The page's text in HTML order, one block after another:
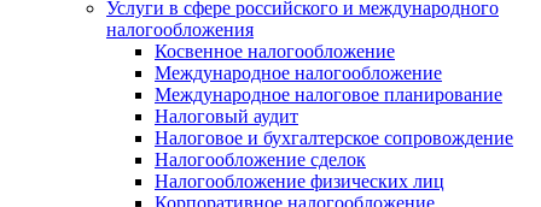
Услуги в сфере российского и международного
налогообложения
Косвенное налогообложение
Международное налогообложение
Международное налоговое планирование
Налоговый аудит
Налоговое и бухгалтерское сопровождение
Налогообложение сделок
Налогообложение физических лиц
Корпоративное налогообложение